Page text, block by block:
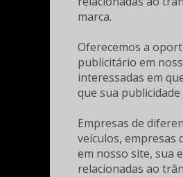
marca.
Oferecemos a
publicitário em
interessadas em
que sua
Empresas de
veículos, empresas
em nosso site, sua
relacionadas ao